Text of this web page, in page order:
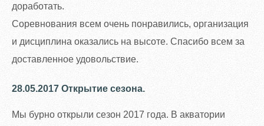
доработать.
Соревнования всем очень понравились, организация
и дисциплина оказались на высоте. Спасибо всем за
доставленное удовольствие.
28.05.2017 Открытие сезона.
Мы бурно открыли сезон 2017 года. В акватории